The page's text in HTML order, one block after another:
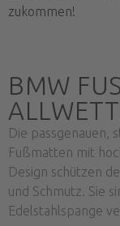
zukommen!
BMW
Die passgenauen,
Fußmatten mit
Design schützen
und Schmutz. Sie
Edelstahlspange